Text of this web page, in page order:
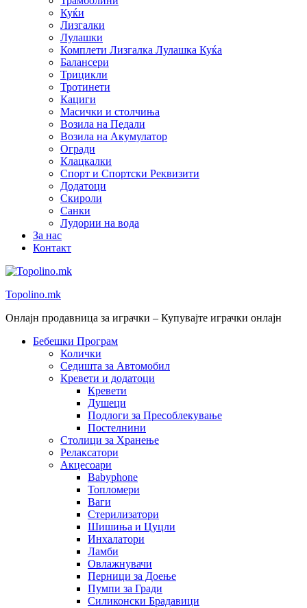
Куќи
Лизгалки
Лулашки
Комплети Лизгалка Лулашка Куќа
Балансери
Трицикли
Тротинети
Кациги
Mасички и столчиња
Возила на Педали
Возила на Акумулатор
Огради
Клацкалки
Спорт и Спортски Реквизити
Додатоци
Скироли
Санки
Лудории на вода
За нас
Контакт
Topolino.mk
Онлајн продавница за играчки – Купувајте играчки онлајн
Бебешки Програм
Колички
Седишта за Автомобил
Кревети и додатоци
Кревети
Душеци
Подлоги за Пресоблекување
Постелнини
Столици за Хранење
Релаксатори
Акцесоари
Babyphone
Топломери
Ваги
Стерилизатори
Шишиња и Цуцли
Инхалатори
Ламби
Овлажнувачи
Перници за Доење
Пумпи за Гради
Силиконски Брадавици